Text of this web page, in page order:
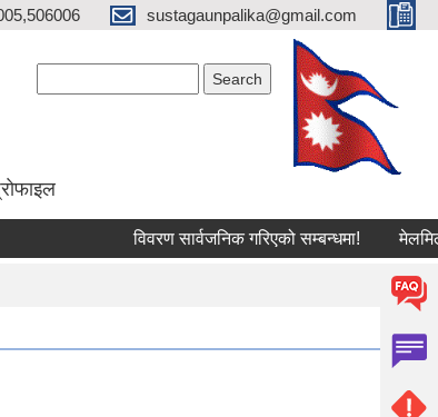
sustagaunpalika@gmail.com
विवरण सार्वजनिक गरिएको सम्बन्धमा!